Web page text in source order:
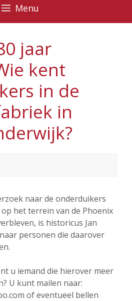
Menu
jaar
kent
in de
in
naar de onderduikers
het terrein van de Phoenix
is historicus Jan
personen die daarover
u iemand die hierover meer
U kunt mailen naar:
of eventueel bellen